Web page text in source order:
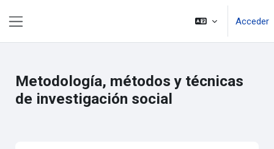
Acceder
Metodología, métodos y técnicas
de investigación social